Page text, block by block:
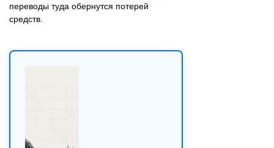
переводы туда обернутся потерей
средств.